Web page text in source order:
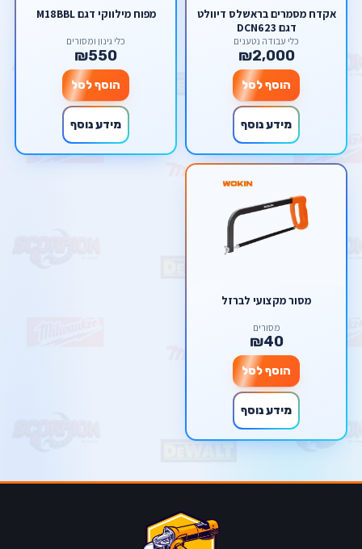
אקדח מסמרים בראשלס דיוולט
דגם DCN623
כלי עבודה נטענים
₪2,000
הוסף לסל
מידע נוסף
מפוח מילווקי דגם M18BBL
כלי גינון ומסורים
₪550
הוסף לסל
מידע נוסף
מסור מקצועי לברזל
מסורים
₪40
הוסף לסל
מידע נוסף